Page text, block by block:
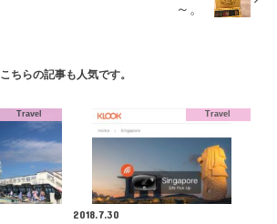
～。
こちらの記事も人気です。
Travel Travel
2018.7.30